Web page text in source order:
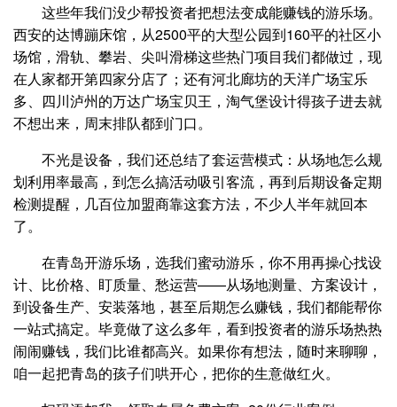
这些年我们没少帮投资者把想法变成能赚钱的游乐场。
西安的达博蹦床馆，从2500平的大型公园到160平的社区小
场馆，滑轨、攀岩、尖叫滑梯这些热门项目我们都做过，现
在人家都开第四家分店了；还有河北廊坊的天洋广场宝乐
多、四川泸州的万达广场宝贝王，淘气堡设计得孩子进去就
不想出来，周末排队都到门口。
不光是设备，我们还总结了套运营模式：从场地怎么规
划利用率最高，到怎么搞活动吸引客流，再到后期设备定期
检测提醒，几百位加盟商靠这套方法，不少人半年就回本
了。
在青岛开游乐场，选我们蜜动游乐，你不用再操心找设
计、比价格、盯质量、愁运营——从场地测量、方案设计，
到设备生产、安装落地，甚至后期怎么赚钱，我们都能帮你
一站式搞定。毕竟做了这么多年，看到投资者的游乐场热热
闹闹赚钱，我们比谁都高兴。如果你有想法，随时来聊聊，
咱一起把青岛的孩子们哄开心，把你的生意做红火。